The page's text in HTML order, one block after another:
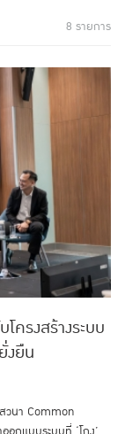
8 รายการ
ครงสร้างระบบ
งยืน
วนา Common